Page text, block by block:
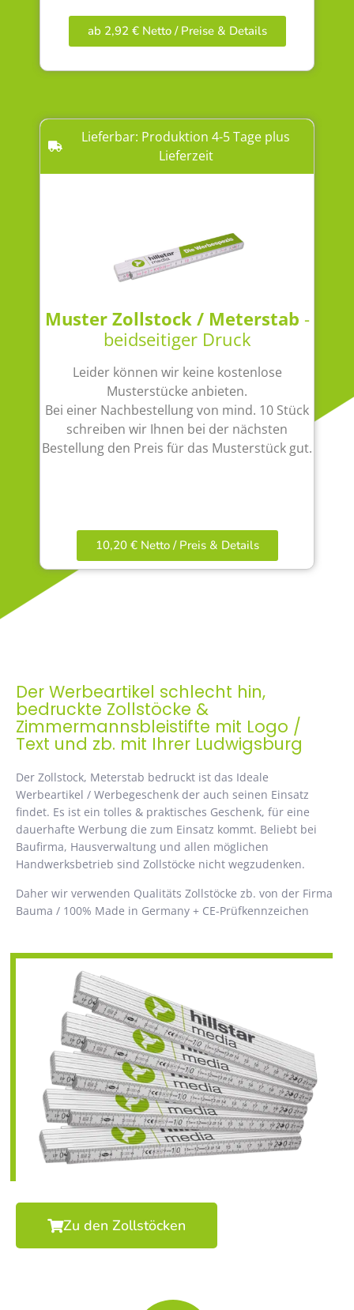
ab 2,92 € Netto / Preise & Details
Lieferbar: Produktion 4-5 Tage plus
Lieferzeit
Muster Zollstock / Meterstab -
beidseitiger Druck
Leider können wir keine kostenlose
Musterstücke anbieten.
Bei einer Nachbestellung von mind. 10 Stück
schreiben wir Ihnen bei der nächsten
Bestellung den Preis für das Musterstück gut.
10,20 € Netto / Preis & Details
Der Werbeartikel schlecht hin,
bedruckte Zollstöcke &
Zimmermannsbleistifte mit Logo /
Text und zb. mit Ihrer Ludwigsburg
Der Zollstock, Meterstab bedruckt ist das Ideale
Werbeartikel / Werbegeschenk der auch seinen Einsatz
findet. Es ist ein tolles & praktisches Geschenk, für eine
dauerhafte Werbung die zum Einsatz kommt. Beliebt bei
Baufirma, Hausverwaltung und allen möglichen
Handwerksbetrieb sind Zollstöcke nicht wegzudenken.
Daher wir verwenden Qualitäts Zollstöcke zb. von der Firma
Bauma / 100% Made in Germany + CE-Prüfkennzeichen
Zu den Zollstöcken